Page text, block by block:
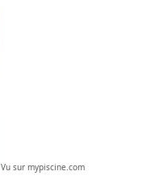
Vu sur mypiscine.com